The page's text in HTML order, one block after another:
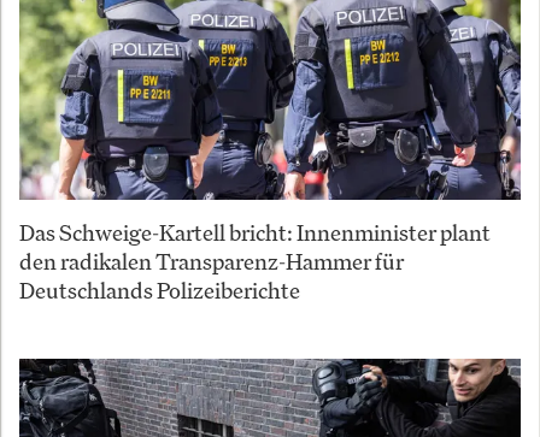
Das Schweige-Kartell bricht: Innenminister plant
den radikalen Transparenz-Hammer für
Deutschlands Polizeiberichte